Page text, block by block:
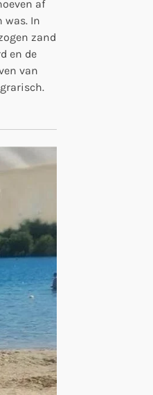
af
was. In
zand
en de
van